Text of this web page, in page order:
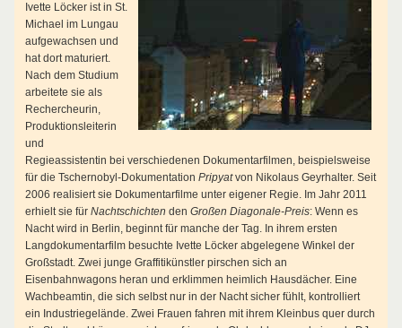
Ivette Löcker ist in St.
Michael im Lungau
aufgewachsen und
hat dort maturiert.
Nach dem Studium
arbeitete sie als
Rechercheurin,
Produktionsleiterin
und
Regieassistentin bei verschiedenen Dokumentarfilmen, beispielsweise
für die Tschernobyl-Dokumentation Pripyatvon Nikolaus Geyrhalter. Seit
2006 realisiert sie Dokumentarfilme unter eigener Regie. Im Jahr 2011
erhielt sie für Nachtschichten den Großen Diagonale-Preis: Wenn es
Nacht wird in Berlin, beginnt für manche der Tag. In ihrem ersten
Langdokumentarfilm besuchte Ivette Löcker abgelegene Winkel der
Großstadt. Zwei junge Graffitikünstler pirschen sich an
Eisenbahnwagons heran und erklimmen heimlich Hausdächer. Eine
Wachbeamtin, die sich selbst nur in der Nacht sicher fühlt, kontrolliert
ein Industriegelände. Zwei Frauen fahren mit ihrem Kleinbus quer durch